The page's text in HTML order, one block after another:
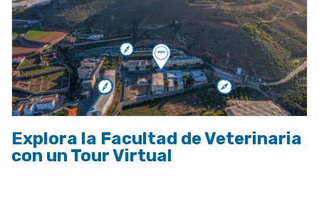
Explora la Facultad de Veterinaria
con un Tour Virtual